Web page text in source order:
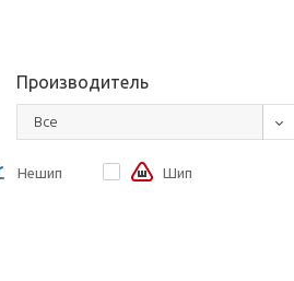
Производитель
Все
Нешип Шип